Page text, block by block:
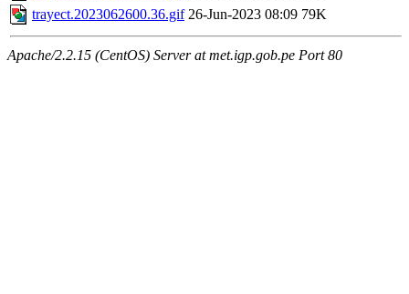
trayect.2023062600.36.gif 26-Jun-2023 08:09 79K
Apache/2.2.15 (CentOS) Server at met.igp.gob.pe Port 80